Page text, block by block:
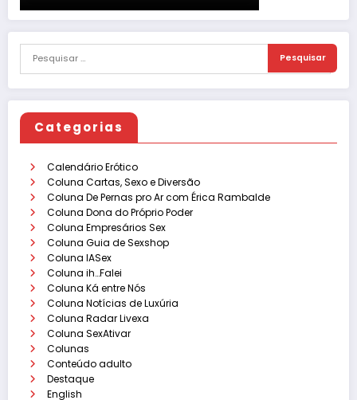
Categorias
Calendário Erótico
Coluna Cartas, Sexo e Diversão
Coluna De Pernas pro Ar com Érica Rambalde
Coluna Dona do Próprio Poder
Coluna Empresários Sex
Coluna Guia de Sexshop
Coluna IASex
Coluna ih…Falei
Coluna Ká entre Nós
Coluna Notícias de Luxúria
Coluna Radar Livexa
Coluna SexAtivar
Colunas
Conteúdo adulto
Destaque
English